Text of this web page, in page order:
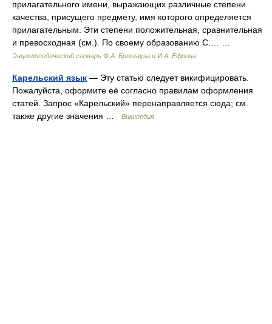
прилагательного имени, выражающих различные степени
качества, присущего предмету, имя которого определяется
прилагательным. Эти степени положительная, сравнительная
и превосходная (см.). По своему образованию С.… …
Энциклопедический словарь Ф.А. Брокгауза и И.А. Ефрона
Карельский язык — Эту статью следует викифицировать.
Пожалуйста, оформите её согласно правилам оформления
статей. Запрос «Карельский» перенаправляется сюда; см.
также другие значения …
Википедия